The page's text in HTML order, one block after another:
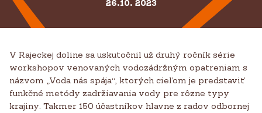
BUĎME PARŤÁCI
KONTAKTY
CZ SK EN
26.10. 2023
V Rajeckej doline sa uskutočnil už druhý ročník série
workshopov venovaných vodozádržným opatreniam s
názvom „Voda nás spája“, ktorých cieľom je predstaviť
funkčné metódy zadržiavania vody pre rôzne typy
krajiny. Takmer 150 účastníkov hlavne z radov odbornej